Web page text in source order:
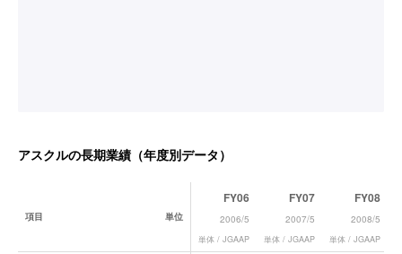
アスクルの長期業績（年度別データ）
項目 単位
FY06
2006/5
単体 / JGAAP
FY07
2007/5
単体 / JGAAP
FY08
2008/5
単体 / JGAAP